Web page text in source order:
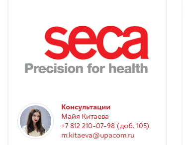
Неонатология
Хирургия
Гинекология
Функциональная диагностика
Офтальмология
Урология
Консультации
Майя Китаева
+7 812 210-07-98 (доб. 105)
m.kitaeva@upacom.ru